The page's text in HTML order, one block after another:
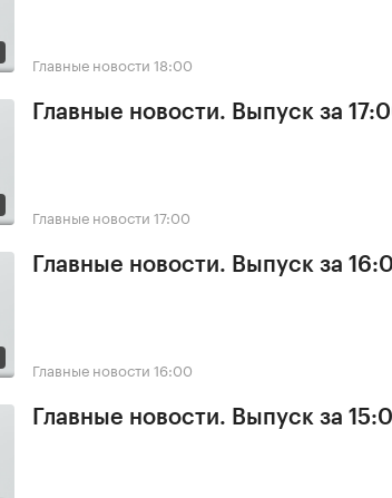
Главные новости 18:00
Главные новости. Выпуск за
Главные новости 17:00
Главные новости. Выпуск за
Главные новости 16:00
Главные новости. Выпуск за